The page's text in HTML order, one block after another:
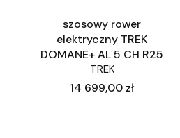
szosowy rower
elektryczny TREK
DOMANE+ AL 5 CH R25
TREK
Cena
14 699,00 zł